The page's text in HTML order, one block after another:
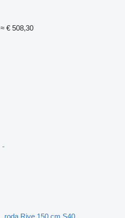
≈ € 508,30
roda Rive 150 cm S40